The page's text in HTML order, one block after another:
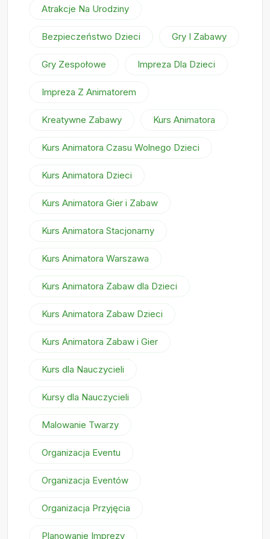
Atrakcje Na Urodziny
Bezpieczeństwo Dzieci Gry I Zabawy
Gry Zespołowe Impreza Dla Dzieci
Impreza Z Animatorem
Kreatywne Zabawy Kurs Animatora
Kurs Animatora Czasu Wolnego Dzieci
Kurs Animatora Dzieci
Kurs Animatora Gier i Zabaw
Kurs Animatora Stacjonarny
Kurs Animatora Warszawa
Kurs Animatora Zabaw dla Dzieci
Kurs Animatora Zabaw Dzieci
Kurs Animatora Zabaw i Gier
Kurs dla Nauczycieli
Kursy dla Nauczycieli
Malowanie Twarzy
Organizacja Eventu
Organizacja Eventów
Organizacja Przyjęcia
Planowanie Imprezy